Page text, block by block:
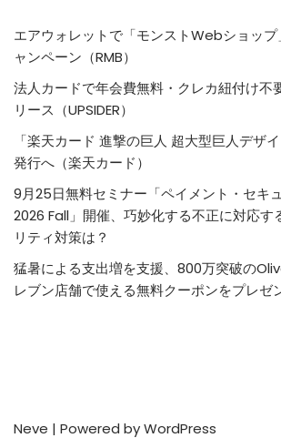
エアウォレットで「モンストWebショッ
ャンペーン（RMB）
法人カードで年会費無料・クレカ紐付け不
リース（UPSIDER）
「楽天カード 進撃の巨人 超大型巨人デザ
発行へ（楽天カード）
9月25日無料セミナー「ペイメント・セキ
2026 Fall」開催、巧妙化する不正に対応す
リティ対策は？
猛暑による支出増を支援、800万突破の
レブン店舗で使える無料クーポンをプレゼ
Neve | Powered byWordPress